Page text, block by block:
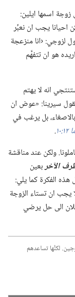
اسمها ايلين:‏
احيانا يجب ان نعبِّر
لزوجي:‏ ‹انا منزعجة
هو ان تتفهَّم
انه لا يهتم
سيرينا:‏ «عوض ان
بل يرغب في
‏.‏
ولكن عند مناقشة
الآخربعين
الفكرة كما يلي:‏
يجب ان تستاء الزوجة
الى حل يرضي
لكنَّها تساعدهم